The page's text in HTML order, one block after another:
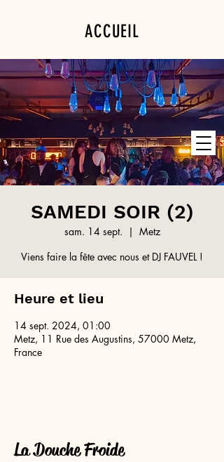
ACCUEIL
PROGRAMMATION
PRIVATISATION
SAMEDI SOIR (2)
sam. 14 sept.
  |
Metz
Viens faire la fête avec nous et DJ FAUVEL !
Heure et lieu
14 sept. 2024, 01:00
Metz, 11 Rue des Augustins, 57000 Metz,
France
La Douche Froide